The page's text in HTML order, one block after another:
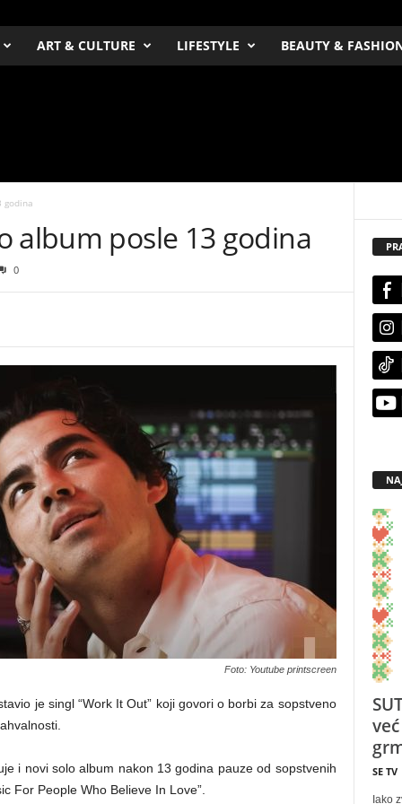
ART & CULTURE LIFESTYLE BEAUTY &
godina
album posle 13 godina
0
Foto: Youtube printscreen
je singl “Work It Out” koji govori o borbi za sopstveno
i novi solo album nakon 13 godina pauze od sopstvenih
For People Who Believe In Love”.
SE TV
Iako